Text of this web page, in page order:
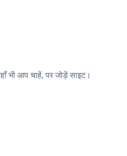
भी आप चाहें, पर जोड़ें साइट।